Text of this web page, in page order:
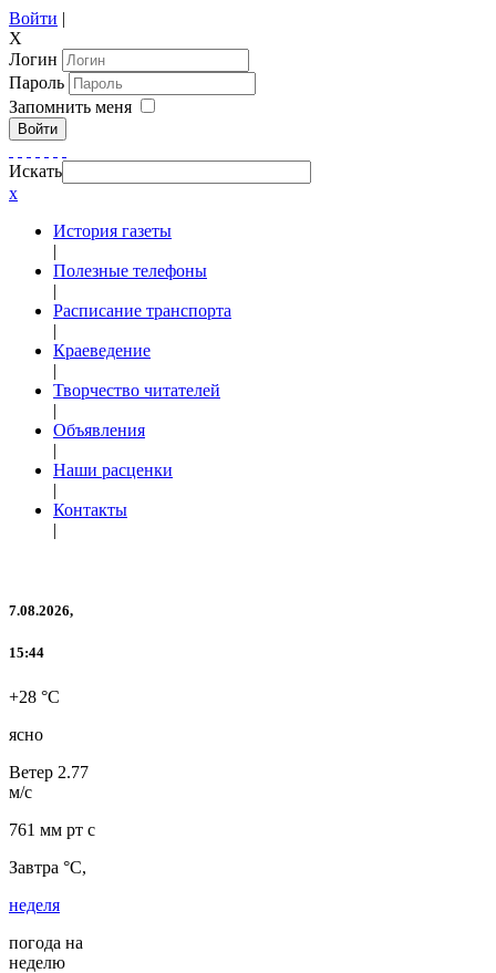
Войти |
X
Логин
Пароль
Запомнить меня
Войти
Искать
x
История газеты
|
Полезные телефоны
|
Расписание транспорта
|
Краеведение
|
Творчество читателей
|
Объявления
|
Наши расценки
|
Контакты
|
7.08.2026,
15:44
+28 °C
ясно
Ветер 2.77
м/с
761 мм рт с
Завтра °C,
неделя
погода на
неделю